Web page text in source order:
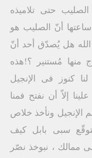
حتى تلاميذه
أنّ الصليب هو
هل يُصدّق أحد أنّ
منها مُستنير ؟!هذه
كنوز فى الإنجيل
إلاّ أن نفتح فمنا
الإنجيل ونأخذ خلاص
سبى بابل كيف
ممالك ، نبوخذ نصّر